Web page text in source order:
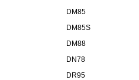
DM85
DM85S
DM88
DN78
DR95